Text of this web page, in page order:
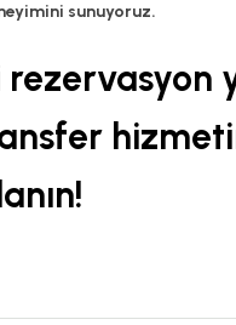
sunuyoruz.
rezervasyon